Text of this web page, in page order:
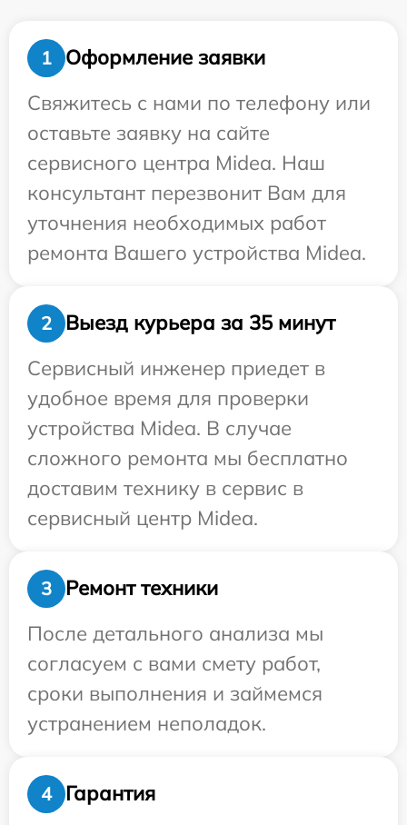
1
Оформление заявки
Свяжитесь с нами по телефону или
оставьте заявку на сайте
сервисного центра Midea. Наш
консультант перезвонит Вам для
уточнения необходимых работ
ремонта Вашего устройства Midea.
2
Выезд курьера за 35 минут
Сервисный инженер приедет в
удобное время для проверки
устройства Midea. В случае
сложного ремонта мы бесплатно
доставим технику в сервис в
сервисный центр Midea.
3
Ремонт техники
После детального анализа мы
согласуем с вами смету работ,
сроки выполнения и займемся
устранением неполадок.
4 Гарантия